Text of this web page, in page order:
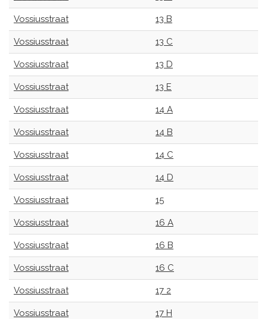
Vossiusstraat 13 B
Vossiusstraat 13 C
Vossiusstraat 13 D
Vossiusstraat 13 E
Vossiusstraat 14 A
Vossiusstraat 14 B
Vossiusstraat 14 C
Vossiusstraat 14 D
Vossiusstraat 15
Vossiusstraat 16 A
Vossiusstraat 16 B
Vossiusstraat 16 C
Vossiusstraat 17 2
Vossiusstraat 17 H